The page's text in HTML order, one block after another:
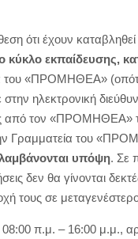
ότι έχουν
κύκλο εκπαίδευσης,
του «ΠΡΟΜΗΘΕΑ»
ηλεκτρονική
από τον «ΠΡΟΜΗΘΕΑ»
Γραμματεία του
υπόψη. Σε
δεν θα γίνονται
τους σε
π.μ. – 16:00 μ.μ.,